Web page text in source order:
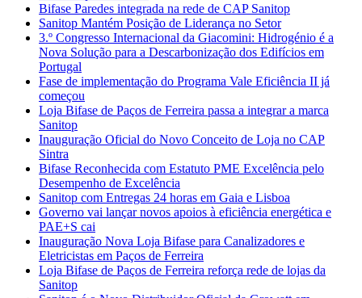
Bifase Paredes integrada na rede de CAP Sanitop
Sanitop Mantém Posição de Liderança no Setor
3.º Congresso Internacional da Giacomini: Hidrogénio é a
Nova Solução para a Descarbonização dos Edifícios em
Portugal
Fase de implementação do Programa Vale Eficiência II já
começou
Loja Bifase de Paços de Ferreira passa a integrar a marca
Sanitop
Inauguração Oficial do Novo Conceito de Loja no CAP
Sintra
Bifase Reconhecida com Estatuto PME Excelência pelo
Desempenho de Excelência
Sanitop com Entregas 24 horas em Gaia e Lisboa
Governo vai lançar novos apoios à eficiência energética e
PAE+S cai
Inauguração Nova Loja Bifase para Canalizadores e
Eletricistas em Paços de Ferreira
Loja Bifase de Paços de Ferreira reforça rede de lojas da
Sanitop